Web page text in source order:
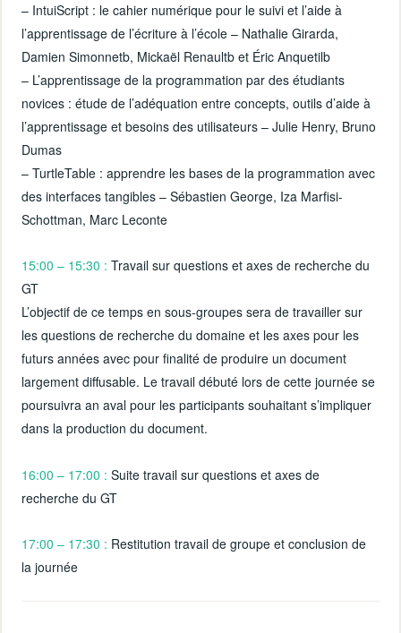
– IntuiScript : le cahier numérique pour le suivi et l’aide à
l’apprentissage de l’écriture à l’école – Nathalie Girarda,
Damien Simonnetb, Mickaël Renaultb et Éric Anquetilb
– L’apprentissage de la programmation par des étudiants
novices : étude de l’adéquation entre concepts, outils d’aide à
l’apprentissage et besoins des utilisateurs – Julie Henry, Bruno
Dumas
– TurtleTable : apprendre les bases de la programmation avec
des interfaces tangibles – Sébastien George, Iza Marfisi-
Schottman, Marc Leconte
15:00 – 15:30 : Travail sur questions et axes de recherche du
GT
L’objectif de ce temps en sous-groupes sera de travailler sur
les questions de recherche du domaine et les axes pour les
futurs années avec pour finalité de produire un document
largement diffusable. Le travail débuté lors de cette journée se
poursuivra an aval pour les participants souhaitant s’impliquer
dans la production du document.
16:00 – 17:00 : Suite travail sur questions et axes de
recherche du GT
17:00 – 17:30 : Restitution travail de groupe et conclusion de
la journée